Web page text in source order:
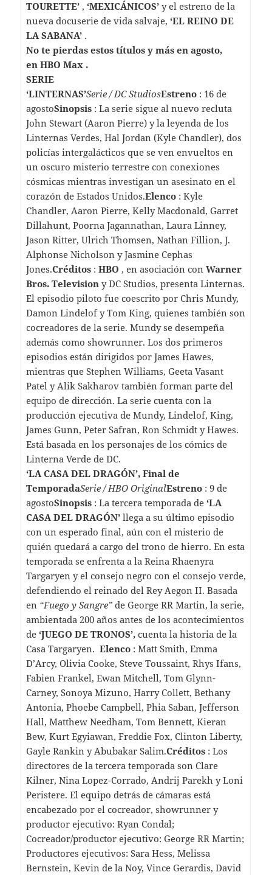
TOURETTE’ , ‘MEXICÁNICOS’ y el estreno de la
nueva docuserie de vida salvaje, ‘EL REINO DE
LA SABANA’ .
No te pierdas estos títulos y más en agosto,
en HBO Max .
SERIE
‘LINTERNAS’Serie / DC StudiosEstreno: 16 de
agostoSinopsis: La serie sigue al nuevo recluta
John Stewart (Aaron Pierre) y la leyenda de los
Linternas Verdes, Hal Jordan (Kyle Chandler), dos
policías intergalácticos que se ven envueltos en
un oscuro misterio terrestre con conexiones
cósmicas mientras investigan un asesinato en el
corazón de Estados Unidos.Elenco: Kyle
Chandler, Aaron Pierre, Kelly Macdonald, Garret
Dillahunt, Poorna Jagannathan, Laura Linney,
Jason Ritter, Ulrich Thomsen, Nathan Fillion, J.
Alphonse Nicholson y Jasmine Cephas
Jones.Créditos: HBO , en asociación con Warner
Bros. Televisiony DC Studios, presenta Linternas.
El episodio piloto fue coescrito por Chris Mundy,
Damon Lindelof y Tom King, quienes también son
cocreadores de la serie. Mundy se desempeña
además como showrunner. Los dos primeros
episodios están dirigidos por James Hawes,
mientras que Stephen Williams, Geeta Vasant
Patel y Alik Sakharov también forman parte del
equipo de dirección. La serie cuenta con la
producción ejecutiva de Mundy, Lindelof, King,
James Gunn, Peter Safran, Ron Schmidt y Hawes.
Está basada en los personajes de los cómics de
Linterna Verde de DC.
‘LA CASA DEL DRAGÓN’, Final de
TemporadaSerie / HBO OriginalEstreno: 9 de
agostoSinopsis: La tercera temporada de ‘LA
CASA DEL DRAGÓN’llega a su último episodio
con un esperado final, aún con el misterio de
quién quedará a cargo del trono de hierro. En esta
temporada se enfrenta a la Reina Rhaenyra
Targaryen y el consejo negro con el consejo verde,
defendiendo el reinado del Rey Aegon II. Basada
en “Fuego y Sangre”de George RR Martin, la serie,
ambientada 200 años antes de los acontecimientos
de ‘JUEGO DE TRONOS’,cuenta la historia de la
Casa Targaryen. Elenco: Matt Smith, Emma
D’Arcy, Olivia Cooke, Steve Toussaint, Rhys Ifans,
Fabien Frankel, Ewan Mitchell, Tom Glynn-
Carney, Sonoya Mizuno, Harry Collett, Bethany
Antonia, Phoebe Campbell, Phia Saban, Jefferson
Hall, Matthew Needham, Tom Bennett, Kieran
Bew, Kurt Egyiawan, Freddie Fox, Clinton Liberty,
Gayle Rankin y Abubakar Salim.Créditos: Los
directores de la tercera temporada son Clare
Kilner, Nina Lopez-Corrado, Andrij Parekh y Loni
Peristere. El equipo detrás de cámaras está
encabezado por el cocreador, showrunner y
productor ejecutivo: Ryan Condal;
Cocreador/productor ejecutivo: George RR Martin;
Productores ejecutivos: Sara Hess, Melissa
Bernstein, Kevin de la Noy, Vince Gerardis, David